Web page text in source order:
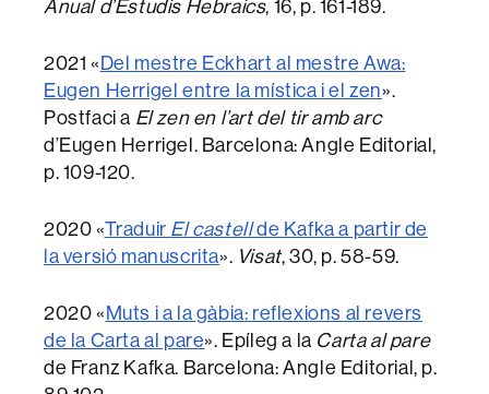
Anual d’Estudis Hebraics, 16, p. 161-189.
2021 « Del mestre Eckhart al mestre Awa:
Eugen Herrigel entre la mística i el zen».
Postfaci a El zen en l’art del tir amb arc
d’Eugen Herrigel. Barcelona: Angle Editorial,
p. 109-120.
2020 «Traduir El castellde Kafka a partir de
la versió manuscrita». Visat, 30, p. 58-59.
2020 « Muts i a la gàbia: reflexions al revers
de la Carta al pare». Epíleg a la Carta al pare
de Franz Kafka. Barcelona: Angle Editorial, p.